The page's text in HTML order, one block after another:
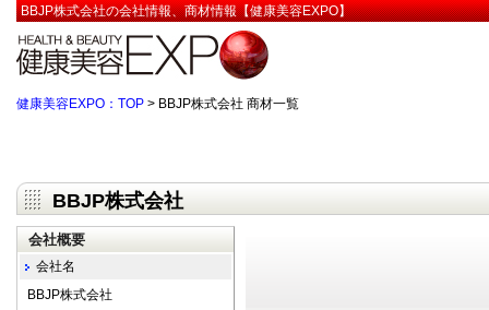
BBJP株式会社の会社情報、商材情報【健康美容EXPO】
健康美容EXPO：TOP > BBJP株式会社 商材一覧
BBJP株式会社
会社概要
会社名
BBJP株式会社